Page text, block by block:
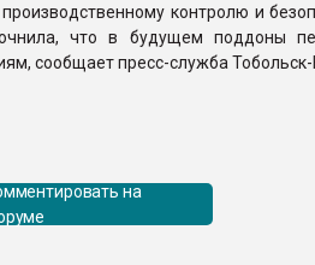
контролю и
что в будущем поддоны
сообщает пресс-служба
на